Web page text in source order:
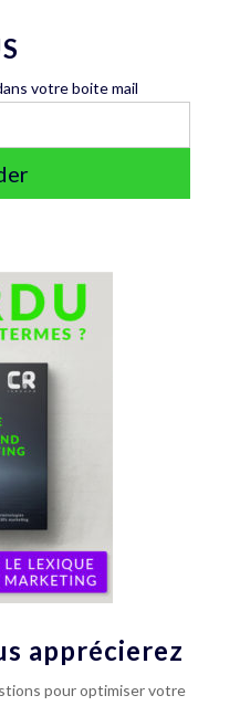
votre boite mail
apprécierez
pour optimiser votre